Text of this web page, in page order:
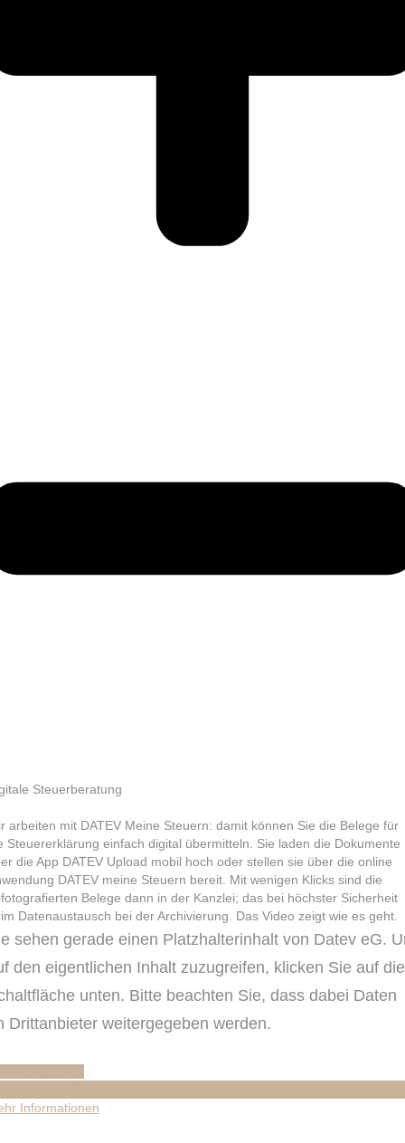
Steuerberatung
arbeiten mit DATEV Meine Steuern: damit können Sie die Belege für
Steuererklärung einfach digital übermitteln. Sie laden die Dokumente
die App DATEV Upload mobil hoch oder stellen sie über die online
DATEV meine Steuern bereit. Mit wenigen Klicks sind die
Belege dann in der Kanzlei; das bei höchster Sicherheit
Datenaustausch bei der Archivierung. Das Video zeigt wie es geht.
sehen gerade einen Platzhalterinhalt von Datev eG.
den eigentlichen Inhalt zuzugreifen, klicken Sie auf die
unten. Bitte beachten Sie, dass dabei Daten
Drittanbieter weitergegeben werden.
Informationen